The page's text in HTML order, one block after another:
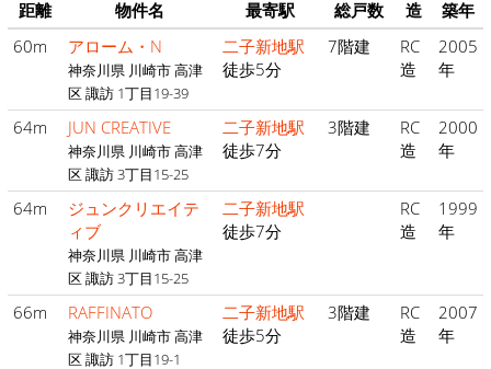
距離 物件名 最寄駅 総戸数
造
築年
60m
アローム・N
神奈川県 川崎市 高津
区 諏訪 1丁目19-39
二子新地駅
徒歩5分
7階建
RC
造
2005
年
64m JUN CREATIVE
神奈川県 川崎市 高津
区 諏訪 3丁目15-25
二子新地駅
徒歩7分
3階建
RC
造
2000
年
64m
ジュンクリエイテ
ィブ
神奈川県 川崎市 高津
区 諏訪 3丁目15-25
二子新地駅
徒歩7分
RC
造
1999
年
66m RAFFINATO
神奈川県 川崎市 高津
区 諏訪 1丁目19-1
二子新地駅
徒歩5分
3階建
RC
造
2007
年